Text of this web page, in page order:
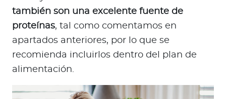
también son una excelente fuente de
proteínas, tal como comentamos en
apartados anteriores, por lo que se
recomienda incluirlos dentro del plan de
alimentación.